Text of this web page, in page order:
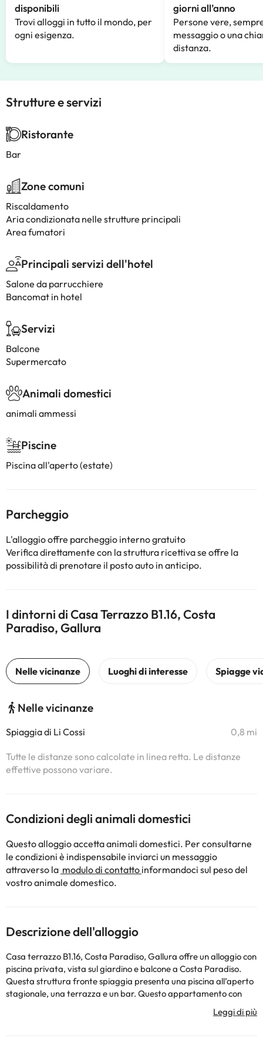
disponibili
Trovi alloggi in tutto il mondo, per
ogni esigenza.
giorni all’anno
Persone vere,
messaggio o una
distanza.
Strutture e servizi
Ristorante
Bar
Zone comuni
Riscaldamento
Aria condizionata nelle strutture principali
Area fumatori
Principali servizi dell'hotel
Salone da parrucchiere
Bancomat in hotel
Servizi
Balcone
Supermercato
Animali domestici
animali ammessi
Piscine
Piscina all'aperto (estate)
Parcheggio
L'alloggio offre parcheggio interno gratuito
Verifica direttamente con la struttura ricettiva se offre la
possibilità di prenotare il posto auto in anticipo.
I dintorni di Casa Terrazzo B1.16, Costa
Paradiso, Gallura
Nelle vicinanze
Spiaggia di Li Cossi 0,8 mi
Tutte le distanze sono calcolate in linea retta. Le distanze
effettive possono variare.
Condizioni degli animali domestici
Questo alloggio accetta animali domestici. Per consultarne
le condizioni è indispensabile inviarci un messaggio
attraverso la modulo di contatto informandoci sul peso del
vostro animale domestico.
Descrizione dell'alloggio
Casa terrazzo B1.16, Costa Paradiso, Gallura offre un alloggio con
piscina privata, vista sul giardino e balcone a Costa Paradiso.
Questa struttura fronte spiaggia presenta una piscina all’aperto
stagionale, una terrazza e un bar. Questo appartamento con
aria condizionata comprende 1 camera da letto, un soggiorno,
una cucina con utensili, frigorifero e macchina da caffè, e 1 bagno